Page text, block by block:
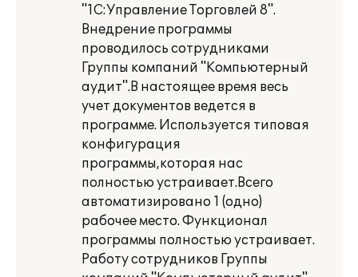
"1С:Управление Торговлей 8".
Внедрение программы
проводилось сотрудниками
Группы компаний "Компьютерный
аудит".В настоящее время весь
учет документов ведется в
программе. Используется типовая
конфигурация
программы,которая нас
полностью устраивает.Всего
автоматизировано 1 (одно)
рабочее место. Функционал
программы полностью устраивает.
Работу сотрудников Группы